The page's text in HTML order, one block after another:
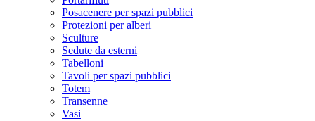
Posacenere per spazi pubblici
Protezioni per alberi
Sculture
Sedute da esterni
Tabelloni
Tavoli per spazi pubblici
Totem
Transenne
Vasi